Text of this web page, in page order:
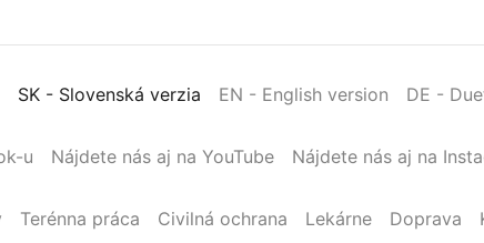
SK - Slovenská verzia EN - English version DE -
u Nájdete nás aj na YouTube Nájdete nás aj na
Terénna práca Civilná ochrana Lekárne Doprava